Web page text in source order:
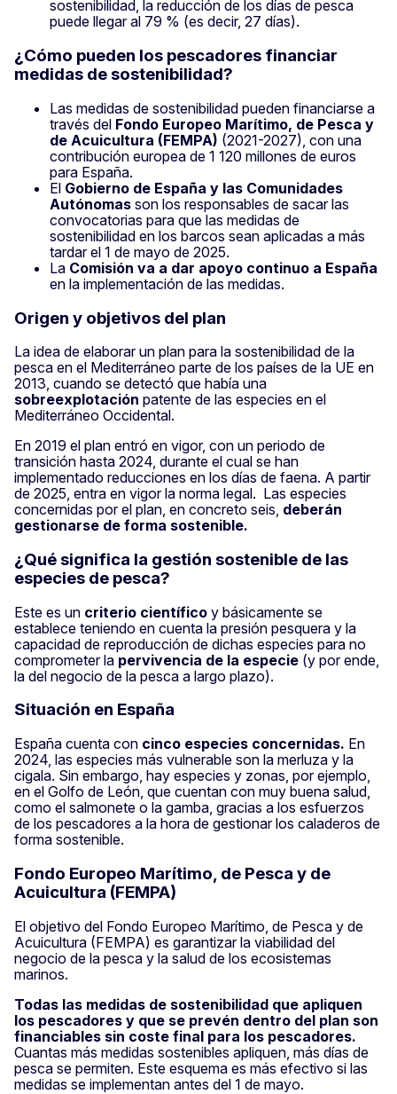
sostenibilidad, la reducción de los días de pesca
puede llegar al 79 % (es decir, 27 días).
¿Cómo pueden los pescadores financiar
medidas de sostenibilidad?
Las medidas de sostenibilidad pueden financiarse a
través del Fondo Europeo Marítimo, de Pesca y
de Acuicultura (FEMPA) (2021-2027), con una
contribución europea de 1 120 millones de euros
para España.
El Gobierno de España y las Comunidades
Autónomas son los responsables de sacar las
convocatorias para que las medidas de
sostenibilidad en los barcos sean aplicadas a más
tardar el 1 de mayo de 2025.
La Comisión va a dar apoyo continuo a España
en la implementación de las medidas.
Origen y objetivos del plan
La idea de elaborar un plan para la sostenibilidad de la
pesca en el Mediterráneo parte de los países de la UE en
2013, cuando se detectó que había una
sobreexplotación patente de las especies en el
Mediterráneo Occidental.
En 2019 el plan entró en vigor, con un periodo de
transición hasta 2024, durante el cual se han
implementado reducciones en los días de faena. A partir
de 2025, entra en vigor la norma legal. Las especies
concernidas por el plan, en concreto seis, deberán
gestionarse de forma sostenible.
¿Qué significa la gestión sostenible de las
especies de pesca?
Este es un criterio científico y básicamente se
establece teniendo en cuenta la presión pesquera y la
capacidad de reproducción de dichas especies para no
comprometer la pervivencia de la especie (y por ende,
la del negocio de la pesca a largo plazo).
Situación en España
España cuenta con cinco especies concernidas. En
2024, las especies más vulnerable son la merluza y la
cigala. Sin embargo, hay especies y zonas, por ejemplo,
en el Golfo de León, que cuentan con muy buena salud,
como el salmonete o la gamba, gracias a los esfuerzos
de los pescadores a la hora de gestionar los caladeros de
forma sostenible.
Fondo Europeo Marítimo, de Pesca y de
Acuicultura (FEMPA)
El objetivo del Fondo Europeo Marítimo, de Pesca y de
Acuicultura (FEMPA) es garantizar la viabilidad del
negocio de la pesca y la salud de los ecosistemas
marinos.
Todas las medidas de sostenibilidad que apliquen
los pescadores y que se prevén dentro del plan son
financiables sin coste final para los pescadores.
Cuantas más medidas sostenibles apliquen, más días de
pesca se permiten. Este esquema es más efectivo si las
medidas se implementan antes del 1 de mayo.